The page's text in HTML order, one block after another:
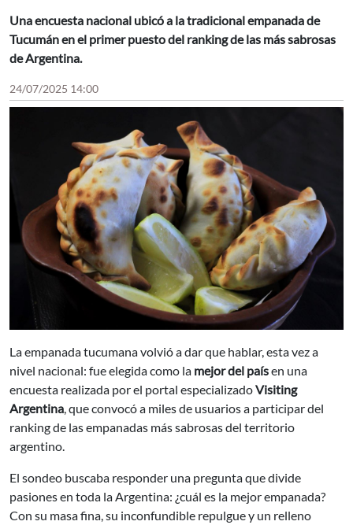
Una encuesta nacional ubicó a la tradicional empanada de
Tucumán en el primer puesto del ranking de las más sabrosas
de Argentina.
24/07/2025 14:00
La empanada tucumana volvió a dar que hablar, esta vez a
nivel nacional: fue elegida como la mejor del paísen una
encuesta realizada por el portal especializadoVisiting
Argentina, que convocó a miles de usuarios a participar del
ranking de las empanadas más sabrosas del territorio
argentino.
El sondeo buscaba responder una pregunta que divide
pasiones en toda la Argentina: ¿cuál es la mejor empanada?
Con su masa fina, su inconfundible repulgue y un relleno